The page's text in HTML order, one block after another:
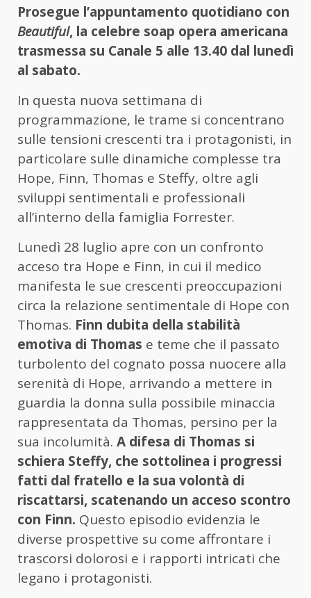
Prosegue l’appuntamento quotidiano con
Beautiful, la celebre soap opera americana
trasmessa su Canale 5 alle 13.40 dal lunedì
al sabato.
In questa nuova settimana di
programmazione, le trame si concentrano
sulle tensioni crescenti tra i protagonisti, in
particolare sulle dinamiche complesse tra
Hope, Finn, Thomas e Steffy, oltre agli
sviluppi sentimentali e professionali
all’interno della famiglia Forrester.
Lunedì 28 luglio apre con un confronto
acceso tra Hope e Finn, in cui il medico
manifesta le sue crescenti preoccupazioni
circa la relazione sentimentale di Hope con
Thomas. Finn dubita della stabilità
emotiva di Thomas e teme che il passato
turbolento del cognato possa nuocere alla
serenità di Hope, arrivando a mettere in
guardia la donna sulla possibile minaccia
rappresentata da Thomas, persino per la
sua incolumità. A difesa di Thomas si
schiera Steffy, che sottolinea i progressi
fatti dal fratello e la sua volontà di
riscattarsi, scatenando un acceso scontro
con Finn. Questo episodio evidenzia le
diverse prospettive su come affrontare i
trascorsi dolorosi e i rapporti intricati che
legano i protagonisti.